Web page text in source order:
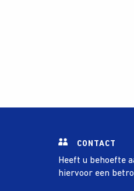
CONTACT
Heeft u behoefte
hiervoor een